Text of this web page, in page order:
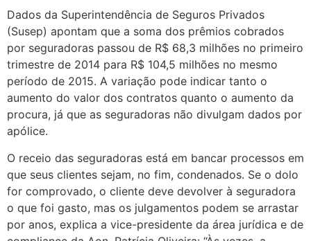
Dados da Superintendência de Seguros Privados
(Susep) apontam que a soma dos prêmios cobrados
por seguradoras passou de R$ 68,3 milhões no primeiro
trimestre de 2014 para R$ 104,5 milhões no mesmo
período de 2015. A variação pode indicar tanto o
aumento do valor dos contratos quanto o aumento da
procura, já que as seguradoras não divulgam dados por
apólice.
O receio das seguradoras está em bancar processos em
que seus clientes sejam, no fim, condenados. Se o dolo
for comprovado, o cliente deve devolver à seguradora
o que foi gasto, mas os julgamentos podem se arrastar
por anos, explica a vice-presidente da área jurídica e de